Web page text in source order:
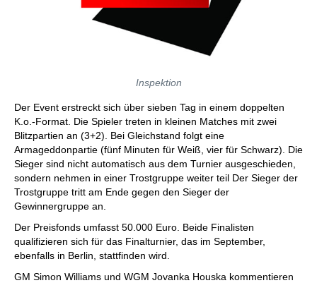
Inspektion
Der Event erstreckt sich über sieben Tag in einem doppelten
K.o.-Format. Die Spieler treten in kleinen Matches mit zwei
Blitzpartien an (3+2). Bei Gleichstand folgt eine
Armageddonpartie (fünf Minuten für Weiß, vier für Schwarz). Die
Sieger sind nicht automatisch aus dem Turnier ausgeschieden,
sondern nehmen in einer Trostgruppe weiter teil Der Sieger der
Trostgruppe tritt am Ende gegen den Sieger der
Gewinnergruppe an.
Der Preisfonds umfasst 50.000 Euro. Beide Finalisten
qualifizieren sich für das Finalturnier, das im September,
ebenfalls in Berlin, stattfinden wird.
GM Simon Williams und WGM Jovanka Houska kommentieren